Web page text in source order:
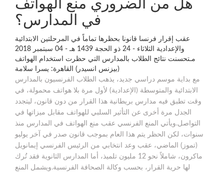
هل من الضروري منع الهواتف
في المدارس؟
عقب إقرار فرنسا قانونا بحظرها تماماً في المرحلتين الابتدائية
والإعدادية الثلاثاء - 24 ذو الحجة 1439 هـ - 04 سبتمبر 2018
مـتحسنت نتائج الطلاب بالمدارس التي حظرت استخدام الهواتف
(بيزنس انسيدر) القاهرة: يسرا سلامة
مع بداية موسم دراسي جديد، يذهب الطلاب الفرنسيون بالمدارس
الابتدائية والمتوسطة (الإعدادية) لأول مرة بلا هواتف محمولة، في
وقت تطبق فيه مدارس بريطانية هذا القرار من دون قانون، ليتجدد
الجدل مرة أخرى عن التأثير السلبي للهواتف مقابل ميزاتها في
التواصل.ويأتي المنع الفرنسي عقب منع الهواتف في المدارس منذ
سنوات، لكن الحظر يتم هذا العام بموجب قانون صدر في آخر يوليو
(تموز) الماضي، عقب وعد انتخابي من الرئيس الفرنسي إيمانويل
ماكرون، شاملاً نحو 12 مليون تلميذ، أما المدارس الثانوية فقد تُرك
لها حرية القرار، بحسب وكالة الصحافة الفرنسية.ويشمل المنع